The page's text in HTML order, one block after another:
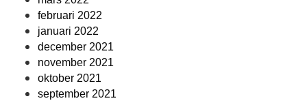
februari 2022
januari 2022
december 2021
november 2021
oktober 2021
september 2021